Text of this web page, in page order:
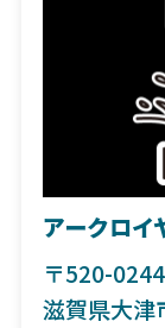
アークロイ
〒520-0244
滋賀県大津